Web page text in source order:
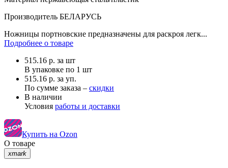
Производитель БЕЛАРУСЬ
Ножницы портновские предназначены для раскроя легк...
Подробнее о товаре
515.16 р. за шт
В упаковке по 1 шт
515.16 р. за уп.
По сумме заказа – скидки
В наличии
Условия работы и доставки
Купить на Ozon
О товаре
xmark